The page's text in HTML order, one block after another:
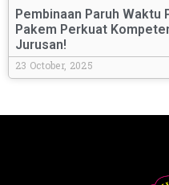
Pembinaan Paruh Waktu
Pakem Perkuat
Jurusan!
23 October, 2025